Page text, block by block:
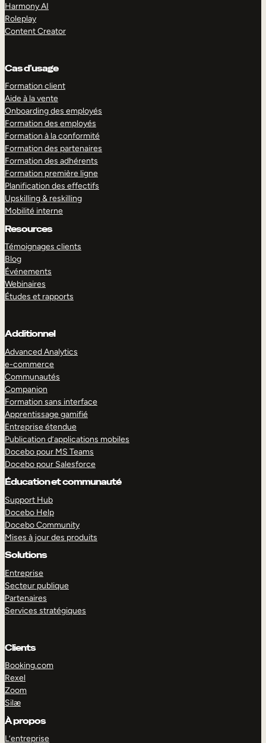
Harmony AI
Roleplay
Content Creator
Cas d’usage
Formation client
Aide à la vente
Onboarding des employés
Formation des employés
Formation à la conformité
Formation des partenaires
Formation des adhérents
Formation première ligne
Planification des effectifs
Upskilling & reskilling
Mobilité interne
Resources
Témoignages clients
Blog
Événements
Webinaires
Études et rapports
Additionnel
Advanced Analytics
e-commerce
Communautés
Companion
Formation sans interface
Apprentissage gamifié
Entreprise étendue
Publication d’applications mobiles
Docebo pour MS Teams
Docebo pour Salesforce
Éducation et communauté
Support Hub
Docebo Help
Docebo Community
Mises à jour des produits
Solutions
Entreprise
Secteur publique
Partenaires
Services stratégiques
Clients
Booking.com
Rexel
Zoom
Silæ
À propos
L’entreprise